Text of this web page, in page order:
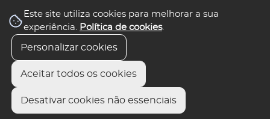
Este site utiliza cookies para melhorar a sua
experiência. Política de cookies.
Personalizar cookies
Aceitar todos os cookies
Desativar cookies não essenciais